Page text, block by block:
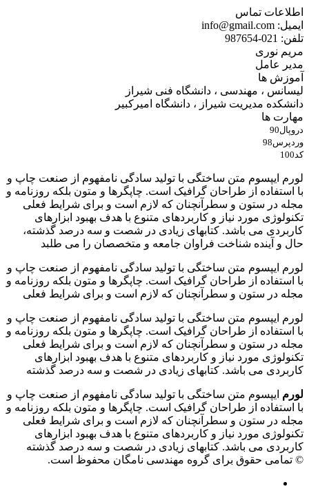
اطلاعات تماس
ایمیل: info@gmail.com
تلفن: 021-987654
مریم نوری
مدیر عامل
آموزش ها
لیسانس ، مهندسی ، دانشگاه فنی شیراز
دانشکده مدیریت شیراز ، دانشگاه امیرکبیر
مهارت ها
دروپال90
وردپرس98
کد100
لورم ایپسوم متن ساختگی با تولید سادگی نامفهوم از صنعت چاپ و
با استفاده از طراحان گرافیک است. چاپگرها و متون بلکه روزنامه و
مجله در ستون و سطرآنچنان که لازم است و برای شرایط فعلی
تکنولوژی مورد نیاز و کاربردهای متنوع با هدف بهبود ابزارهای
کاربردی می باشد. کتابهای زیادی در شصت و سه درصد گذشته،
حال و آینده شناخت فراوان جامعه و متخصصان را می طلبد
لورم ایپسوم متن ساختگی با تولید سادگی نامفهوم از صنعت چاپ و
با استفاده از طراحان گرافیک است. چاپگرها و متون بلکه روزنامه و
مجله در ستون و سطرآنچنان که لازم است و برای شرایط فعلی
لورم ایپسوم متن ساختگی با تولید سادگی نامفهوم از صنعت چاپ و
با استفاده از طراحان گرافیک است. چاپگرها و متون بلکه روزنامه و
مجله در ستون و سطرآنچنان که لازم است و برای شرایط فعلی
تکنولوژی مورد نیاز و کاربردهای متنوع با هدف بهبود ابزارهای
کاربردی می باشد. کتابهای زیادی در شصت و سه درصد گذشته
لورم ایپسوم متن ساختگی با تولید سادگی نامفهوم از صنعت چاپ و
با استفاده از طراحان گرافیک است. چاپگرها و متون بلکه روزنامه و
مجله در ستون و سطرآنچنان که لازم است و برای شرایط فعلی
تکنولوژی مورد نیاز و کاربردهای متنوع با هدف بهبود ابزارهای
کاربردی می باشد. کتابهای زیادی در شصت و سه درصد گذشته
© تمامی حقوق برای گروه مهندسی نامگان محفوظ است.